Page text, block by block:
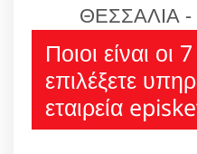
ΘΕΣΣΑΛΙΑ -
Ποιοι είναι οι
επιλέξετε
εταιρεία